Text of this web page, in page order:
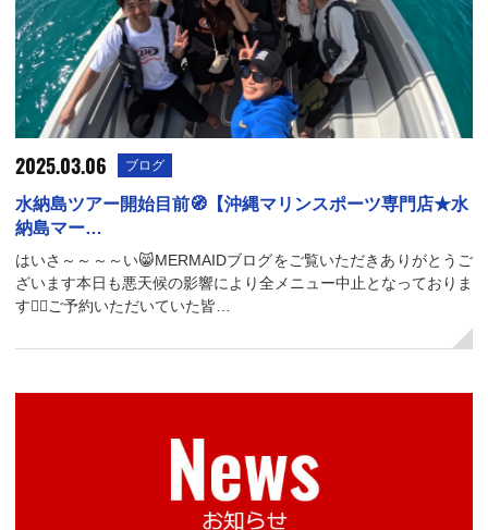
2025.03.06 ブログ
水納島ツアー開始目前🧭【沖縄マリンスポーツ専門店★水
納島マー…
はいさ～～～～い😸MERMAIDブログをご覧いただきありがとうご
ざいます本日も悪天候の影響により全メニュー中止となっておりま
す😵‍💫ご予約いただいていた皆…